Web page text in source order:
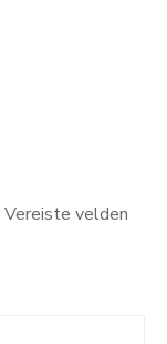
Vereiste velden